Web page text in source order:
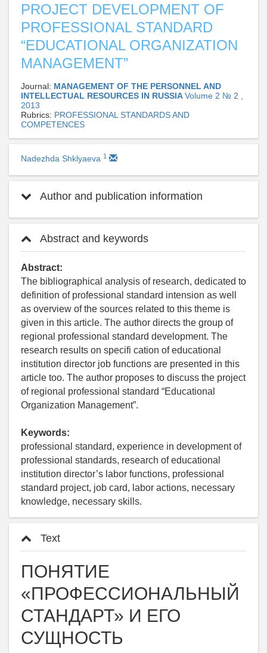
PROJECT DEVELOPMENT OF
PROFESSIONAL STANDARD
“EDUCATIONAL ORGANIZATION
MANAGEMENT”
Journal: MANAGEMENT OF THE PERSONNEL AND
INTELLECTUAL RESOURCES IN RUSSIAVolume 2 № 2 ,
2013
Rubrics: PROFESSIONAL STANDARDS AND
COMPETENCES
Nadezhda Shklyaeva 1
Author and publication information
Abstract and keywords
Abstract:
The bibliographical analysis of research, dedicated to
definition of professional standard intension as well
as overview of the sources related to this theme is
given in this article. The author directs the group of
regional professional standard development. The
research results on specifi cation of educational
institution director job functions are presented in this
article too. The author proposes to discuss the project
of regional professional standard “Educational
Organization Management”.
Keywords:
professional standard, experience in development of
professional standards, research of educational
institution director’s labor functions, professional
standard project, job card, labor actions, necessary
knowledge, necessary skills.
Text
ПОНЯТИЕ
«ПРОФЕССИОНАЛЬНЫЙ
СТАНДАРТ» И ЕГО
СУЩНОСТЬ